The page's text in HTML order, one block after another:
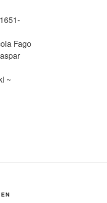
Fago
~